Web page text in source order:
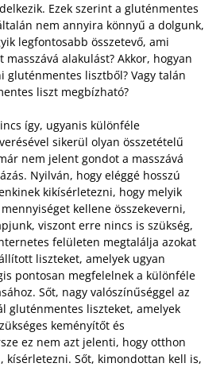
Ezek szerint a gluténmentes
nem annyira könnyű a dolgunk,
legfontosabb összetevő, ami
alakulást? Akkor, hogyan
lisztből? Vagy talán
liszt megbízható?
így, ugyanis különféle
sikerül olyan összetételű
nem jelent gondot a masszává
Nyilván, hogy eléggé hosszú
kikísérletezni, hogy melyik
kellene összekeverni,
viszont erre nincs is szükség,
felületen megtalálja azokat
liszteket, amelyek ugyan
pontosan megfelelnek a különféle
Sőt, nagy valószínűséggel az
gluténmentes liszteket, amelyek
keményítőt és
ez nem azt jelenti, hogy otthon
kísérletezni. Sőt, kimondottan kell is,